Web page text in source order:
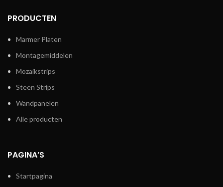
PRODUCTEN
Marmer Platen
Montagemiddelen
Mozaikstrips
Steen Strips
Wandpanelen
Alle producten
PAGINA’S
Startpagina